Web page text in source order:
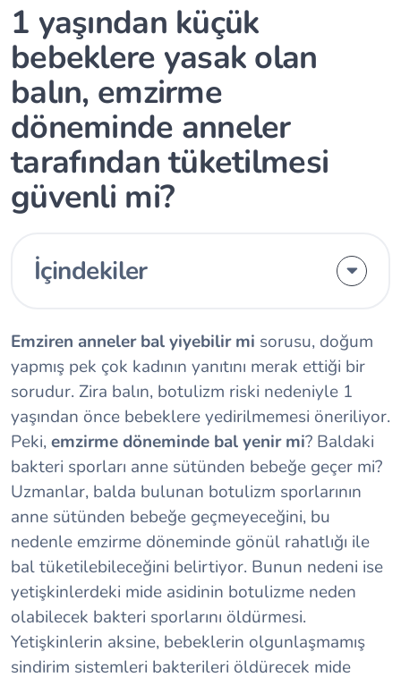
1 yaşından küçük
bebeklere yasak olan
balın, emzirme
döneminde anneler
tarafından tüketilmesi
güvenli mi?
İçindekiler
Emziren anneler bal yiyebilir mi sorusu, doğum
yapmış pek çok kadının yanıtını merak ettiği bir
sorudur. Zira balın, botulizm riski nedeniyle 1
yaşından önce bebeklere yedirilmemesi öneriliyor.
Peki,emzirme döneminde bal yenir mi? Baldaki
bakteri sporları anne sütünden bebeğe geçer mi?
Uzmanlar, balda bulunan botulizm sporlarının
anne sütünden bebeğe geçmeyeceğini, bu
nedenle emzirme döneminde gönül rahatlığı ile
bal tüketilebileceğini belirtiyor. Bunun nedeni ise
yetişkinlerdeki mide asidinin botulizme neden
olabilecek bakteri sporlarını öldürmesi.
Yetişkinlerin aksine, bebeklerin olgunlaşmamış
sindirim sistemleri bakterileri öldürecek mide